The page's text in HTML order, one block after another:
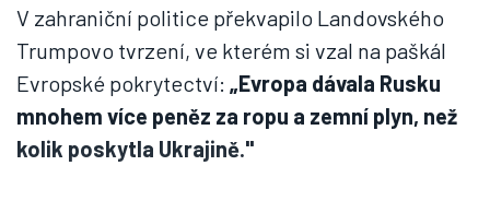
V zahraniční politice překvapilo Landovského
Trumpovo tvrzení, ve kterém si vzal na paškál
Evropské pokrytectví: „Evropa dávala Rusku
mnohem více peněz za ropu a zemní plyn, než
kolik poskytla Ukrajině."